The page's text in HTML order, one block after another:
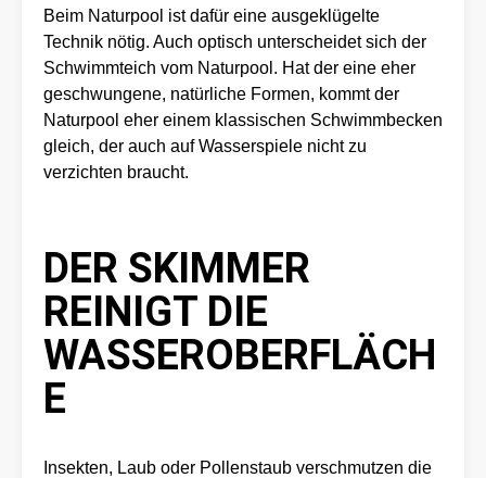
Beim Naturpool ist dafür eine ausgeklügelte
Technik nötig. Auch optisch unterscheidet sich der
Schwimmteich vom Naturpool. Hat der eine eher
geschwungene, natürliche Formen, kommt der
Naturpool eher einem klassischen Schwimmbecken
gleich, der auch auf Wasserspiele nicht zu
verzichten braucht.
DER SKIMMER
REINIGT DIE
WASSEROBERFLÄCH
E
Insekten, Laub oder Pollenstaub verschmutzen die